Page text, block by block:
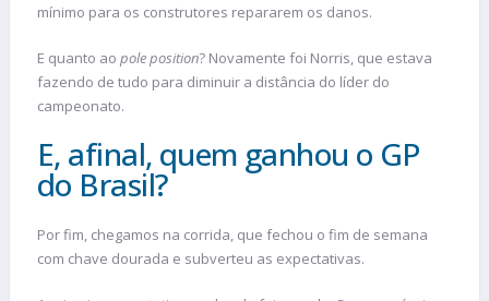
mínimo para os construtores repararem os danos.
E quanto ao pole position? Novamente foi Norris, que estava
fazendo de tudo para diminuir a distância do líder do
campeonato.
E, afinal, quem ganhou o GP
do Brasil?
Por fim, chegamos na corrida, que fechou o fim de semana
com chave dourada e subverteu as expectativas.